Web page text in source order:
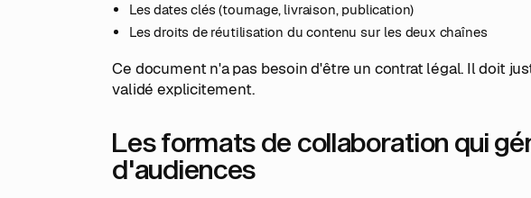
Les dates clés (tournage, livraison, publication)
Les droits de réutilisation du contenu sur les deux chaînes
Ce document n'a pas besoin d'être un contrat légal. Il doit
validé explicitement.
Les formats de collaboration qui
d'audiences